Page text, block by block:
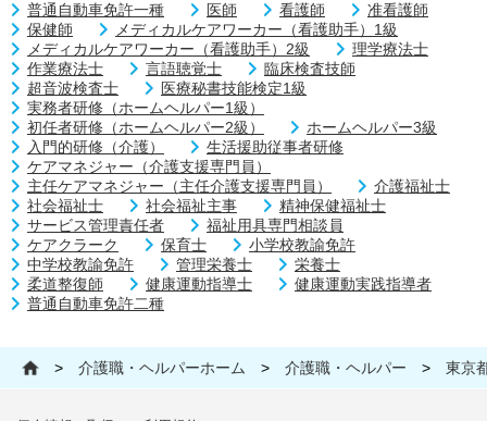
普通自動車免許一種 医師 看護師
准看護師
保健師
メディカルケアワーカー（看護助手）1級
メディカルケアワーカー（看護助手）2級
理学療法士
作業療法士
言語聴覚士
臨床検査技師
超音波検査士
医療秘書技能検定1級
実務者研修（ホームヘルパー1級）
初任者研修（ホームヘルパー2級）
ホームヘルパー3級
入門的研修（介護）
生活援助従事者研修
ケアマネジャー（介護支援専門員）
主任ケアマネジャー（主任介護支援専門員）
介護福祉士
社会福祉士
社会福祉主事
精神保健福祉士
サービス管理責任者
福祉用具専門相談員
ケアクラーク
保育士
小学校教諭免許
中学校教諭免許
管理栄養士
栄養士
柔道整復師
健康運動指導士
健康運動実践指導者
普通自動車免許二種
> 介護職・ヘルパーホーム > 介護職・ヘルパー > 東京